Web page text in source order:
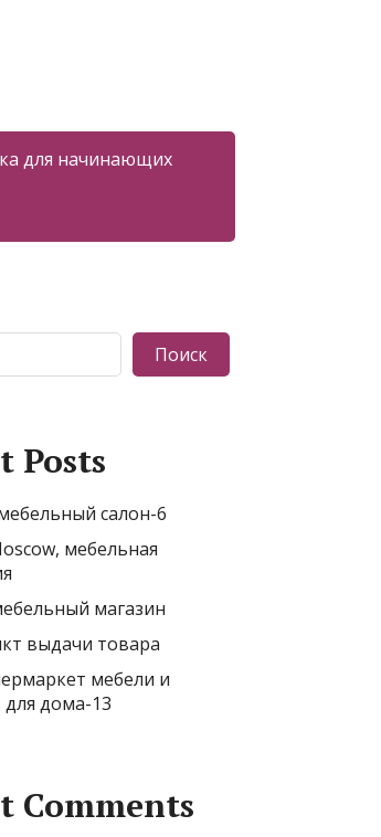
для начинающих
Поиск
Posts
салон-6
мебельная
магазин
выдачи товара
мебели и
дома-13
Comments